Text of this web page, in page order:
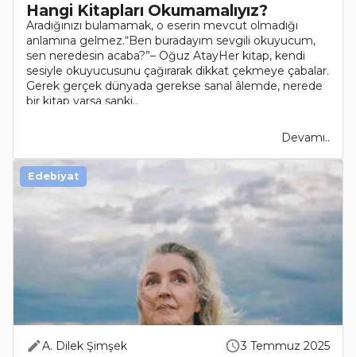
Hangi Kitapları Okumamalıyız?
Aradığınızı bulamamak, o eserin mevcut olmadığı
anlamına gelmez.“Ben buradayım sevgili okuyucum,
sen neredesin acaba?”– Oğuz AtayHer kitap, kendi
sesiyle okuyucusunu çağırarak dikkat çekmeye çabalar.
Gerek gerçek dünyada gerekse sanal âlemde, nerede
bir kitap varsa sanki..
Devamı..
A. Dilek Şimşek 3 Temmuz 2025
Edebiyat